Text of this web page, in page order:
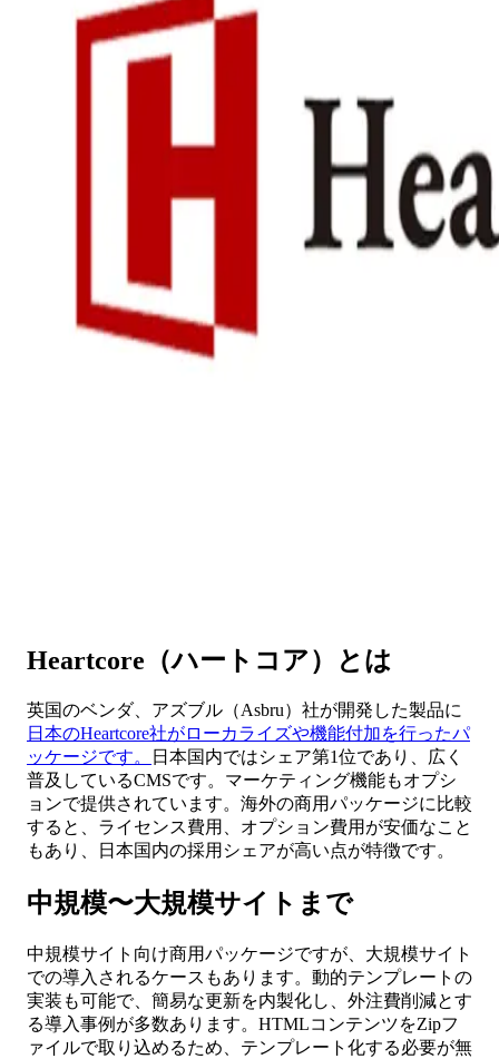
Heartcore（ハートコア）とは
英国のベンダ、アズブル（Asbru）社が開発した製品に
日本のHeartcore社がローカライズや機能付加を行ったパ
ッケージです。
日本国内ではシェア第1位であり、広く
普及しているCMSです。マーケティング機能もオプシ
ョンで提供されています。海外の商用パッケージに比較
すると、ライセンス費用、オプション費用が安価なこと
もあり、日本国内の採用シェアが高い点が特徴です。
中規模〜大規模サイトまで
中規模サイト向け商用パッケージですが、大規模サイト
での導入されるケースもあります。動的テンプレートの
実装も可能で、簡易な更新を内製化し、外注費削減とす
る導入事例が多数あります。HTMLコンテンツをZipフ
ァイルで取り込めるため、テンプレート化する必要が無